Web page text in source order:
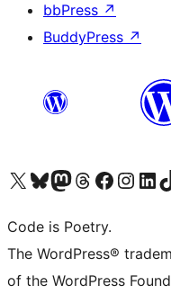
bbPress ↗
BuddyPress ↗
Visita il nostro account X (ex Twitter)
Visita il nostro account Bluesky
Visita il nostro account Mastodon
Visita il nostro account Threads
Visita la nostra pagina
Visita il nostro
Visita il
Code is Poetry.
The WordPress®
of the WordPress